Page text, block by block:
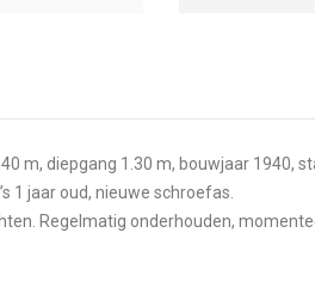
m, diepgang 1.30 m, bouwjaar 1940,
1 jaar oud, nieuwe schroefas.
Regelmatig onderhouden,